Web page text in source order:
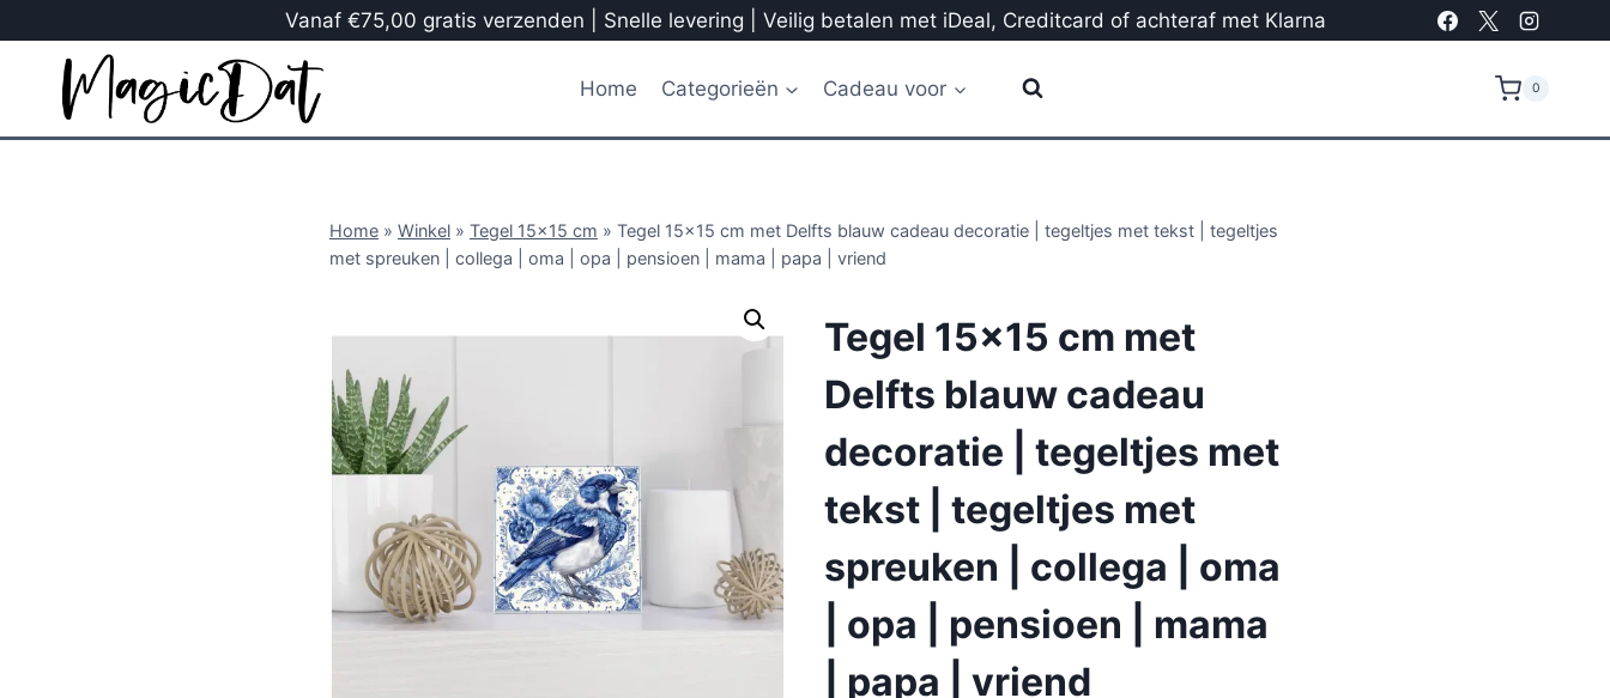
Vanaf €75,00 gratis verzenden | Snelle levering | Veilig betalen met iDeal, Creditcard of achteraf met Klarna
Home Categorieën Cadeau voor 0
Home » Winkel » Tegel 15x15 cm » Tegel 15×15 cm met Delfts blauw cadeau decoratie | tegeltjes met tekst | tegeltjes
met spreuken | collega | oma | opa | pensioen | mama | papa | vriend
Tegel 15×15 cm met
Delfts blauw cadeau
decoratie | tegeltjes met
tekst | tegeltjes met
spreuken | collega | oma
| opa | pensioen | mama
| papa | vriend